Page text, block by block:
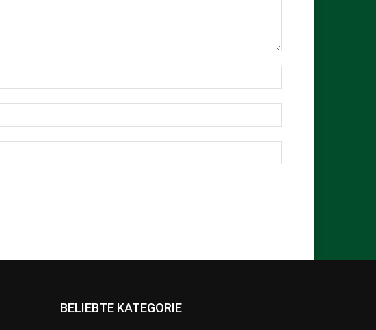
BELIEBTE KATEGORIE